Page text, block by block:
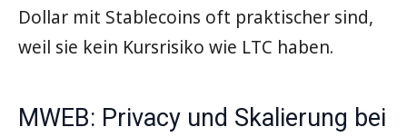
Dollar mit Stablecoins oft praktischer sind,
weil sie kein Kursrisiko wie LTC haben.
MWEB: Privacy und Skalierung bei